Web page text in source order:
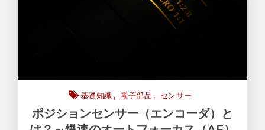
基礎知識 電子部品 センサー
ポジションセンサー（エンコーダ）と